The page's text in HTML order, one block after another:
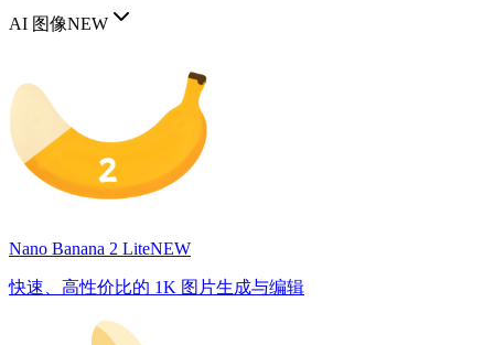
AI 图像NEW
Nano Banana 2 LiteNEW
快速、高性价比的 1K 图片生成与编辑